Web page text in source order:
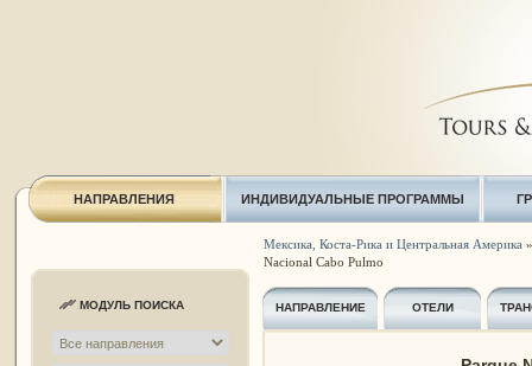
НАПРАВЛЕНИЯ ИНДИВИДУАЛЬНЫЕ ПРОГРАММЫ
МОДУЛЬ ПОИСКА
Мексика, Коста-Рика и Центральная Америка
Nacional Cabo Pulmo
НАПРАВЛЕНИЕ ОТЕЛИ